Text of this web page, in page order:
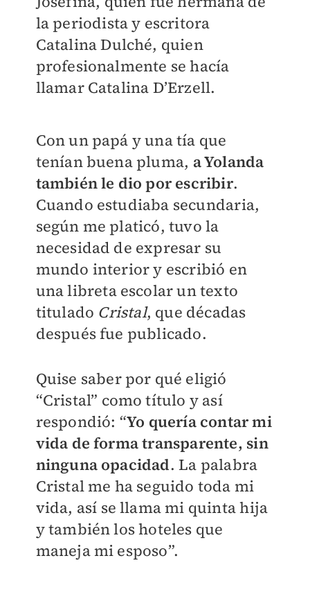
la periodista y escritora
Catalina Dulché, quien
profesionalmente se hacía
llamar Catalina D’Erzell.
Con un papá y una tía que
tenían buena pluma, a Yolanda
también le dio por escribir.
Cuando estudiaba secundaria,
según me platicó, tuvo la
necesidad de expresar su
mundo interior y escribió en
una libreta escolar un texto
titulado Cristal, que décadas
después fue publicado.
Quise saber por qué eligió
“Cristal” como título y así
respondió: “Yo quería contar mi
vida de forma transparente, sin
ninguna opacidad. La palabra
Cristal me ha seguido toda mi
vida, así se llama mi quinta hija
y también los hoteles que
maneja mi esposo”.